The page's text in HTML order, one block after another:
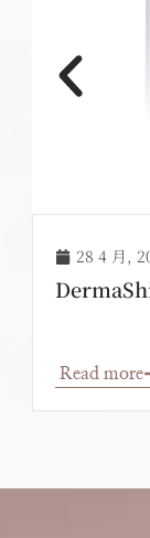
28 4 月,
Read more